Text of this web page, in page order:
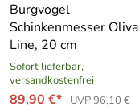
Burgvogel
Schinkenmesser Oliva
Line, 20 cm
Sofort lieferbar,
versandkostenfrei
89,90 €* UVP 96,10 €